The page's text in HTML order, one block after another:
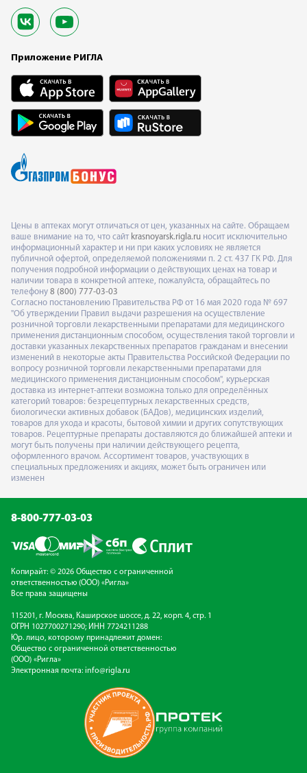
Приложение РИГЛА
Цены в аптеках могут отличаться от цен, указанных на сайте. Обращаем
ваше внимание на то, что сайт krasnoyarsk.rigla.ru носит исключительно
информационный характер и ни при каких условиях не является
публичной офертой, определяемой положениями п. 2 ст. 437 ГК РФ. Для
получения подробной информации о действующих ценах на товар и
наличии товара в конкретной аптеке, пожалуйста, обращайтесь по
телефону 8 (800) 777-03-03
Согласно постановлению Правительства РФ от 16 мая 2020 года № 697
"Об утверждении Правил выдачи разрешения на осуществление
розничной торговли лекарственными препаратами для медицинского
применения дистанционным способом, осуществления такой торговли и
доставки указанных лекарственных препаратов гражданам и внесении
изменений в некоторые акты Правительства Российской Федерации по
вопросу розничной торговли лекарственными препаратами для
медицинского применения дистанционным способом", курьерская
доставка из интернет-аптеки возможна только для определённых
категорий товаров: безрецептурных лекарственных средств,
биологически активных добавок (БАДов), медицинских изделий,
товаров для ухода и красоты, бытовой химии и других сопутствующих
товаров. Рецептурные препараты доставляются до ближайшей аптеки и
могут быть получены при наличии действующего рецепта,
оформленного врачом. Ассортимент товаров, участвующих в
специальных предложениях и акциях, может быть ограничен или
изменен
8-800-777-03-03
Копирайт: © 2026 Общество с ограниченной
ответственностью (ООО) «Ригла»
Все права защищены
115201, г. Москва, Каширское шоссе, д. 22, корп. 4, стр. 1
ОГРН 1027700271290; ИНН 7724211288
Юр. лицо, которому принадлежит домен:
Общество с ограниченной ответственностью
(ООО) «Ригла»
Электронная почта: info@rigla.ru